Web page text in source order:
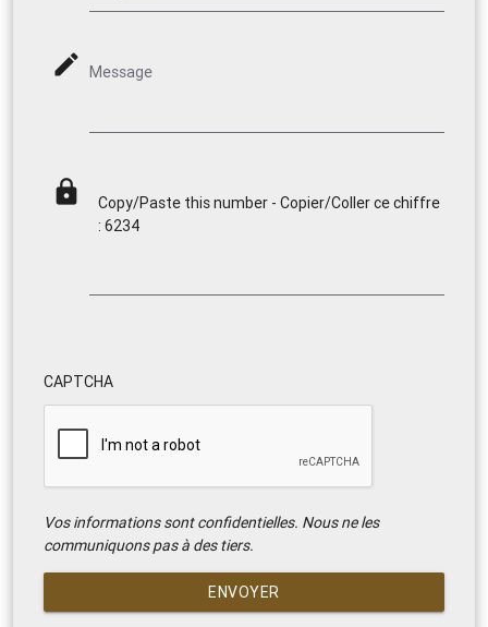
mode_edit Message
lock
Copy/Paste this number - Copier/Coller ce chiffre
: 6234
CAPTCHA
Vos informations sont confidentielles. Nous ne les
communiquons pas à des tiers.
ENVOYER